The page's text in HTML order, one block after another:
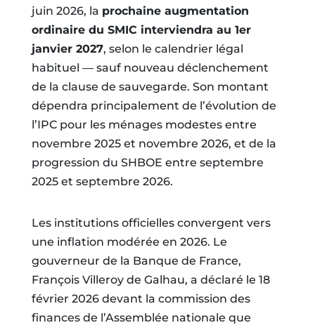
juin 2026, la prochaine augmentation
ordinaire du SMIC interviendra au 1er
janvier 2027, selon le calendrier légal
habituel — sauf nouveau déclenchement
de la clause de sauvegarde. Son montant
dépendra principalement de l’évolution de
l’IPC pour les ménages modestes entre
novembre 2025 et novembre 2026, et de la
progression du SHBOE entre septembre
2025 et septembre 2026.
Les institutions officielles convergent vers
une inflation modérée en 2026. Le
gouverneur de la Banque de France,
François Villeroy de Galhau, a déclaré le 18
février 2026 devant la commission des
finances de l’Assemblée nationale que